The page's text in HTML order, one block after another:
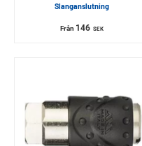
Slanganslutning
Från 146 SEK